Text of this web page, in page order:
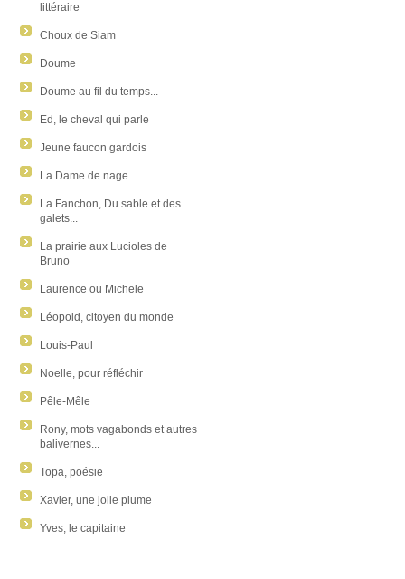
littéraire
Choux de Siam
Doume
Doume au fil du temps...
Ed, le cheval qui parle
Jeune faucon gardois
La Dame de nage
La Fanchon, Du sable et des
galets...
La prairie aux Lucioles de
Bruno
Laurence ou Michele
Léopold, citoyen du monde
Louis-Paul
Noelle, pour réfléchir
Pêle-Mêle
Rony, mots vagabonds et autres
balivernes...
Topa, poésie
Xavier, une jolie plume
Yves, le capitaine